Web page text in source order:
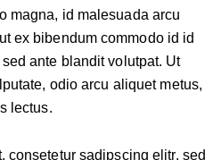
magna, id malesuada arcu
ex bibendum commodo id id
ante blandit volutpat. Ut
odio arcu aliquet metus,
lectus.
consetetur sadipscing elitr, sed